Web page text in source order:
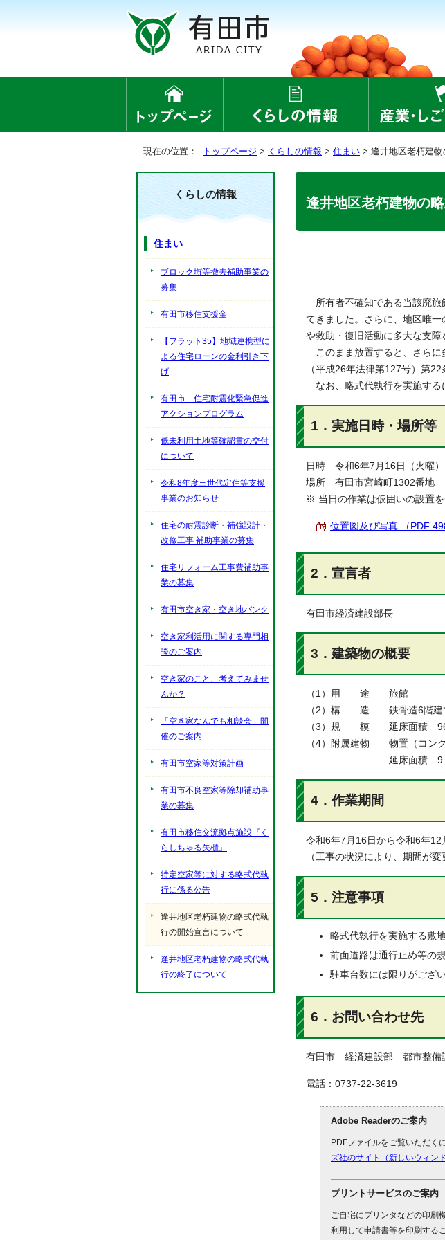
現在の位置： トップページ > くらしの情報 > 住まい > 逢井地区老朽建
逢井地区老朽建物の
所有者不確知である当該廃旅
てきました。さらに、地区唯
や救助・復旧活動に多大な支
このまま放置すると、さらに
（平成26年法律第127号）第
なお、略式代執行を実施する
1．実施日時・場所等
日時 令和6年7月16日（火曜
場所 有田市宮崎町1302番地
※ 当日の作業は仮囲いの設置
位置図及び写真 （PDF
2．宣言者
有田市経済建設部長
3．建築物の概要
（1）用 途 旅館
（2）構 造 鉄骨造6階建
（3）規 模 延床面積
（4）附属建物 物置（コンク
延床面積
4．作業期間
令和6年7月16日から令和6年12
（工事の状況により、期間が
5．注意事項
略式代執行を実施する敷
前面道路は通行止め等の
駐車台数には限りがござ
6．お問い合わせ先
有田市 経済建設部 都市整備
電話：0737-22-3619
Adobe Readerのご案内
PDFファイルをご覧いただく
ズ社のサイト（新しいウィンド
プリントサービスのご案内
ご自宅にプリンタなどの印刷
利用して申請書等を印刷する
くらしの情報
住まい
ブロック塀等撤去補助事業の
募集
有田市移住支援金
【フラット35】地域連携型に
よる住宅ローンの金利引き下
げ
有田市 住宅耐震化緊急促進
アクションプログラム
低未利用土地等確認書の交付
について
令和8年度三世代定住等支援
事業のお知らせ
住宅の耐震診断・補強設計・
改修工事 補助事業の募集
住宅リフォーム工事費補助事
業の募集
有田市空き家・空き地バンク
空き家利活用に関する専門相
談のご案内
空き家のこと、考えてみませ
んか？
「空き家なんでも相談会」開
催のご案内
有田市空家等対策計画
有田市不良空家等除却補助事
業の募集
有田市移住交流拠点施設『く
らしちゃる矢櫃』
特定空家等に対する略式代執
行に係る公告
逢井地区老朽建物の略式代執
行の開始宣言について
逢井地区老朽建物の略式代執
行の終了について